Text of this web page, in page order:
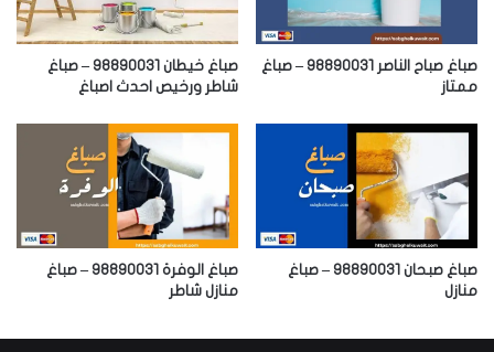
صباغ صباح الناصر 98890031 – صباغ
ممتاز
صباغ خيطان 98890031 – صباغ
شاطر ورخيص احدث اصباغ
صباغ صبحان 98890031 – صباغ
منازل
صباغ الوفرة 98890031 – صباغ
منازل شاطر